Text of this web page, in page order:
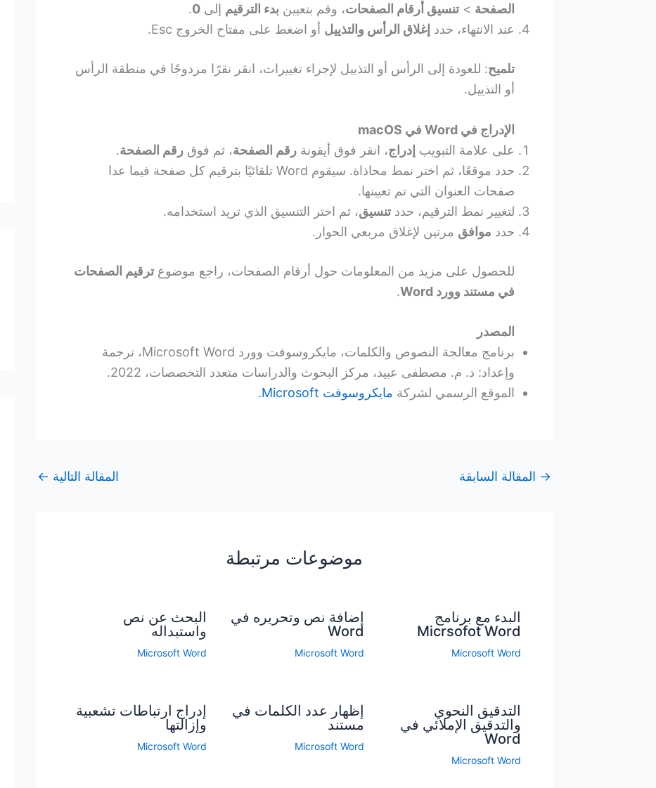
الصفحة > تنسيق أرقام الصفحات، وقم بتعيين بدء الترقيم إلى 0
.
عند الانتهاء، حدد إغلاق الرأس والتذييل أو اضغط على مفتاح الخروج Esc.
تلميح: للعودة إلى الرأس أو التذييل لإجراء تغييرات، انقر نقرًا مزدوجًا في منطقة الرأس
أو التذييل.
الإدراج في Word في macOS
على علامة التبويب إدراج، انقر فوق أيقونة رقم الصفحة، ثم فوق رقم الصفحة.
حدد موقعًا، ثم اختر نمط محاذاة. سيقوم Word تلقائيًا بترقيم كل صفحة فيما عدا
صفحات العنوان التي تم تعيينها.
لتغيير نمط الترقيم، حدد تنسيق، ثم اختر التنسيق الذي تريد استخدامه.
حدد موافق مرتين لإغلاق مربعي الحوار.
للحصول على مزيد من المعلومات حول أرقام الصفحات، راجع موضوع ترقيم الصفحات
في مستند وورد Word
.
المصدر
برنامج معالجة النصوص والكلمات، مايكروسوفت وورد Microsoft Word، ترجمة
وإعداد: د. م. مصطفى عبيد، مركز البحوث والدراسات متعدد التخصصات، 2022.
الموقع الرسمي لشركة مايكروسوفت Microsoft.
→ المقالة السابقة المقالة التالية ←
موضوعات مرتبطة
البدء مع برنامج
Micrsofot Word
Microsoft Word
إضافة نص وتحريره في
Word
Microsoft Word
البحث عن نص
واستبداله
Microsoft Word
التدقيق النحوي
والتدقيق الإملائي في
Word
Microsoft Word
إظهار عدد الكلمات في
مستند
Microsoft Word
إدراج ارتباطات تشعبية
وإزالتها
Microsoft Word